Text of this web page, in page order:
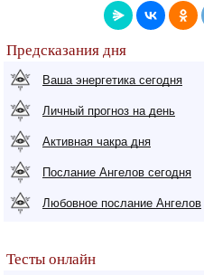
Предсказания дня
Ваша энергетика сегодня
Личный прогноз на день
Активная чакра дня
Послание Ангелов сегодня
Любовное послание Ангелов
Тесты онлайн